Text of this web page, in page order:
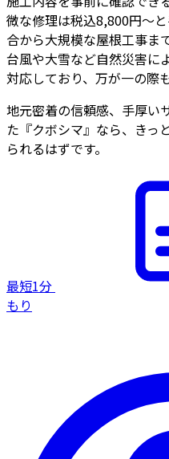
微な修理は税込8,800円～
合から大規模な屋根工事ま
台風や大雪など自然災害に
対応しており、万が一の際
地元密着の信頼感、手厚い
た『クボシマ』なら、きっ
られるはずです。
最短1分
もり